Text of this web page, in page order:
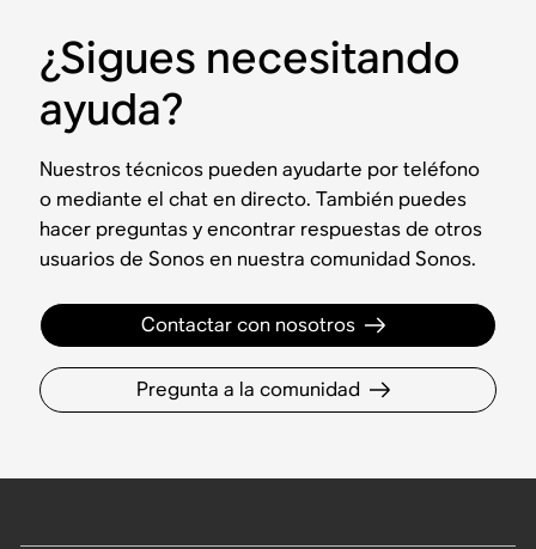
¿Sigues necesitando
ayuda?
Nuestros técnicos pueden ayudarte por teléfono
o mediante el chat en directo. También puedes
hacer preguntas y encontrar respuestas de otros
usuarios de Sonos en nuestra comunidad Sonos.
Contactar con nosotros
Pregunta a la comunidad